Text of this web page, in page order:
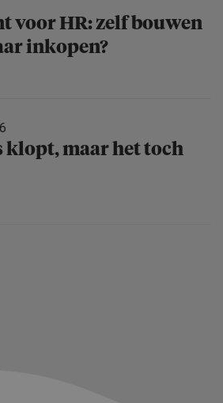
voor HR: zelf bouwen
inkopen?
klopt, maar het toch